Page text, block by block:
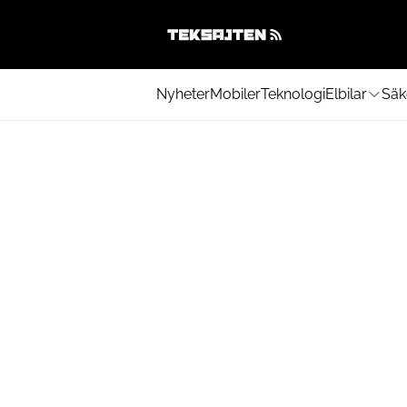
NyheterMobilerTeknologiElbilar